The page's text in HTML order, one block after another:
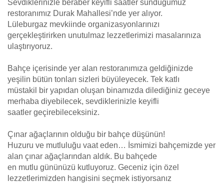
Sevdiklerinizle beraber keyifli saatler sunduğumuz
restoranımız Durak Mahallesi’nde yer alıyor.
Lüleburgaz mevkiinde organizasyonlarınızı
gerçekleştirirken unutulmaz lezzetlerimizi masalarınıza
ulaştırıyoruz.
Bahçe içerisinde yer alan restoranımıza geldiğinizde
yeşilin bütün tonları sizleri büyüleyecek. Tek katlı
müstakil bir yapıdan oluşan binamızda dilediğiniz geceye
merhaba diyebilecek, sevdiklerinizle keyifli
saatler geçirebileceksiniz.
Çınar ağaçlarının olduğu bir bahçe düşünün!
Huzuru ve mutluluğu vaat eden… İsmimizi bahçemizde yer
alan çınar ağaçlarından aldık. Bu bahçede
en mutlu gününüzü kutluyoruz. Geceniz için özel
lezzetlerimizden hangisini seçmek istiyorsanız